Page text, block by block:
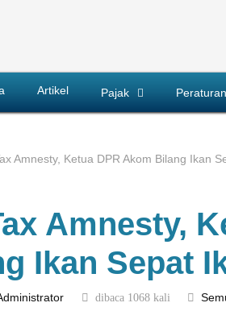
Artikel Pajak Peraturan
Amnesty, Ketua DPR Akom Bilang Ikan
Amnesty,
Ikan Sepat
dibaca 1068 kali